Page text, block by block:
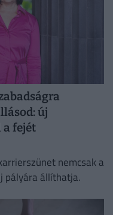
új
fejét
nemcsak a
pályára állíthatja.